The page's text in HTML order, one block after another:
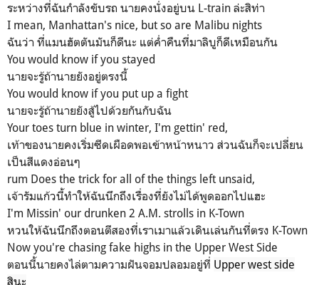
ระหว่างที่ฉันกำลังขับรถ นายคงนั่งอยู่บน L-train ล่ะสิท่า
I mean, Manhattan's nice, but so are Malibu nights
ฉันว่า ที่แมนฮัตตันมันก็ดีนะ แต่ค่ำคืนที่มาลิบูก็ดีเหมือนกัน
You would know if you stayed
นายจะรู้ถ้านายยังอยู่ตรงนี้
You would know if you put up a fight
นายจะรู้ถ้านายยังสู้ไปด้วยกันกับฉัน
Your toes turn blue in winter, I'm gettin' red,
เท้าของนายคงเริ่มซีดเผือดพอเข้าหน้าหนาว ส่วนฉันก็จะเปลี่ยน
เป็นสีแดงอ่อนๆ
rum Does the trick for all of the things left unsaid,
เจ้ารัมแก้วนี้ทำให้ฉันนึกถึงเรื่องที่ยังไม่ได้พูดออกไปแฮะ
I'm Missin' our drunken 2 A.M. strolls in K-Town
หวนให้ฉันนึกถึงตอนตีสองที่เราเมาแล้วเดินเล่นกันที่ตรง K-Town
Now you're chasing fake highs in the Upper West Side
ตอนนี้นายคงไล่ตามความฝันจอมปลอมอยู่ที่ Upper west side
สินะ